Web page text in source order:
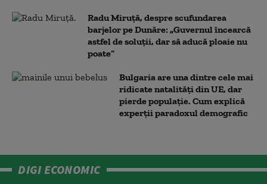
Radu Miruță, despre scufundarea
barjelor pe Dunăre: „Guvernul încearcă
astfel de soluții, dar să aducă ploaie nu
poate”
Bulgaria are una dintre cele mai
ridicate natalități din UE, dar
pierde populație. Cum explică
experții paradoxul demografic
DIGI ECONOMIC